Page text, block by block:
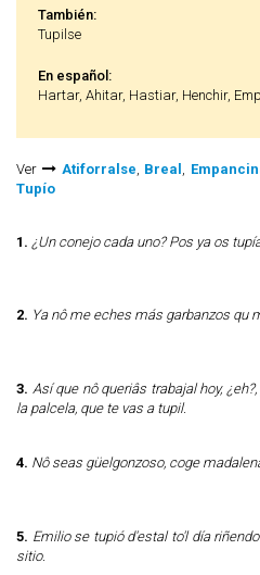
También:
Tupilse
En español:
Hartar, Ahitar, Hastiar, Henchir,
Ver Atiforralse, Breal ,
Tupío
1. ¿Un conejo cada uno? Pos ya os
2. Ya nô me eches más garbanzos qu
3. Así que nô queriâs trabajal hoy,
la palcela, que te vas a tupil.
4. Nô seas güelgonzoso, coge
5. Emilio se tupió d'estal to'l día
sitio.